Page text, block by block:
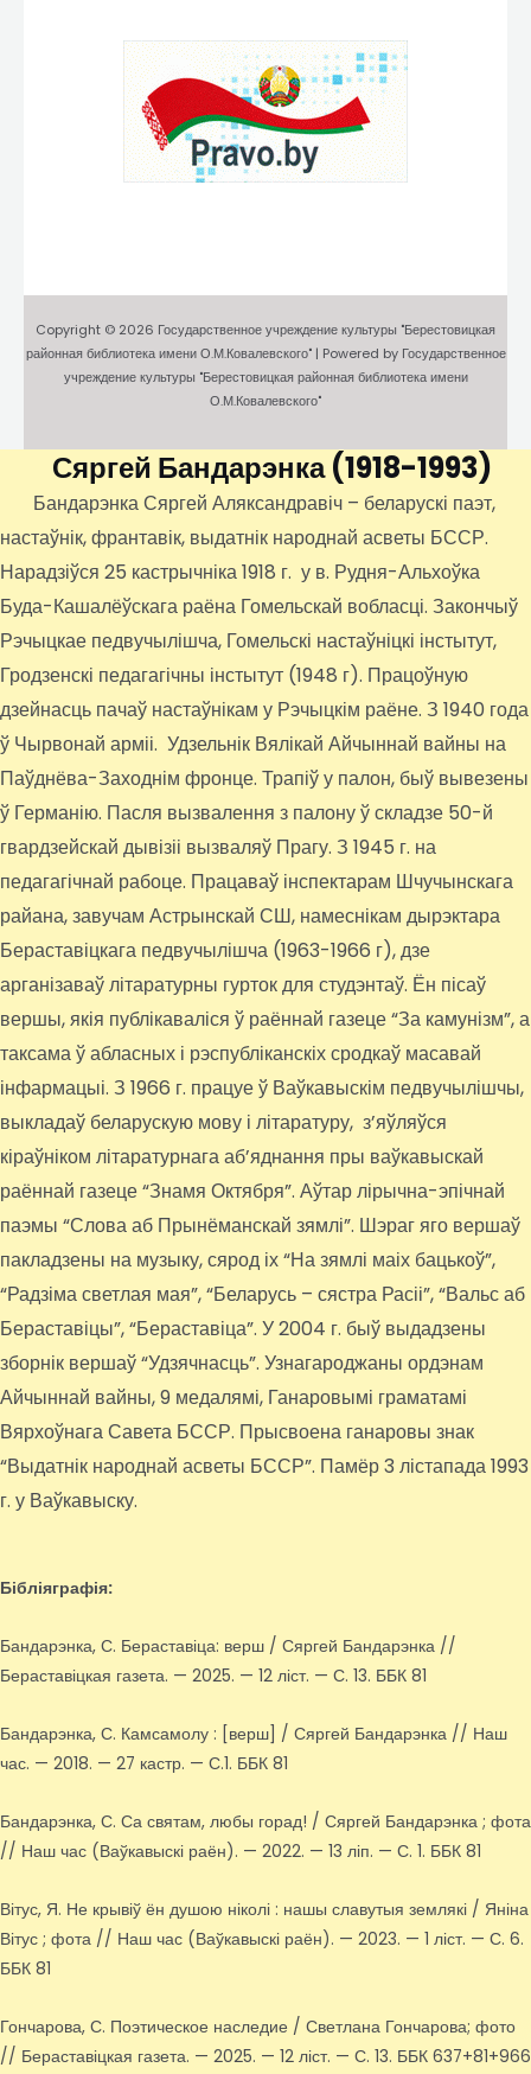
Copyright © 2026 Государственное учреждение культуры "Берестовицкая
районная библиотека имени О.М.Ковалевского" | Powered by Государственное
учреждение культуры "Берестовицкая районная библиотека имени
О.М.Ковалевского"
Сяргей Бандарэнка(1918-1993)
Бандарэнка Сяргей Аляксандравіч – беларускі паэт,
настаўнік, франтавік, выдатнік народнай асветы БССР.
Нарадзіўся 25 кастрычніка 1918 г. у в. Рудня-Альхоўка
Буда-Кашалёўскага раёна Гомельскай вобласці. Закончыў
Рэчыцкае педвучылішча, Гомельскі настаўніцкі інстытут,
Гродзенскі педагагічны інстытут (1948 г). Працоўную
дзейнасць пачаў настаўнікам у Рэчыцкім раёне. З 1940 года
ў Чырвонай арміі. Удзельнік Вялікай Айчыннай вайны на
Паўднёва-Заходнім фронце. Трапіў у палон, быў вывезены
ў Германію. Пасля вызвалення з палону ў складзе 50-й
гвардзейскай дывізіі вызваляў Прагу. З 1945 г. на
педагагічнай рабоце. Працаваў інспектарам Шчучынскага
райана, завучам Астрынскай СШ, намеснікам дырэктара
Бераставіцкага педвучылішча (1963-1966 г), дзе
арганізаваў літаратурны гурток для студэнтаў. Ён пісаў
вершы, якія публікаваліся ў раённай газеце “За камунізм”, а
таксама ў абласных і рэспубліканскіх сродкаў масавай
інфармацыі. З 1966 г. працуе ў Ваўкавыскім педвучылішчы,
выкладаў беларускую мову і літаратуру, з’яўляўся
кіраўніком літаратурнага аб’яднання пры ваўкавыскай
раённай газеце “Знамя Октября”. Аўтар лірычна-эпічнай
паэмы “Слова аб Прынёманскай зямлі”. Шэраг яго вершаў
пакладзены на музыку, сярод іх “На зямлі маіх бацькоў”,
“Радзіма светлая мая”, “Беларусь – сястра Расіі”, “Вальс аб
Бераставіцы”, “Бераставіца”. У 2004 г. быў выдадзены
зборнік вершаў “Удзячнасць”. Узнагароджаны ордэнам
Айчыннай вайны, 9 медалямі, Ганаровымі граматамі
Вярхоўнага Савета БССР. Прысвоена ганаровы знак
“Выдатнік народнай асветы БССР”. Памёр 3 лістапада 1993
г. у Ваўкавыску.
Бібліяграфія:
Бандарэнка, С. Бераставіца: верш / Сяргей Бандарэнка //
Бераставіцкая газета. — 2025. — 12 ліст. — С. 13. ББК 81
Бандарэнка, С. Камсамолу : [верш] / Сяргей Бандарэнка // Наш
час. — 2018. — 27 кастр. — С.1. ББК 81
Бандарэнка, С. Са святам, любы горад! / Сяргей Бандарэнка ; фота
// Наш час (Ваўкавыскі раён). — 2022. — 13 ліп. — С. 1. ББК 81
Вітус, Я. Не крывіў ён душою ніколі : нашы славутыя землякі / Яніна
Вітус ; фота // Наш час (Ваўкавыскі раён). — 2023. — 1 ліст. — С. 6.
ББК 81
Гончарова, С. Поэтическое наследие / Светлана Гончарова; фото
// Бераставіцкая газета. — 2025. — 12 ліст. — С. 13. ББК 637+81+966